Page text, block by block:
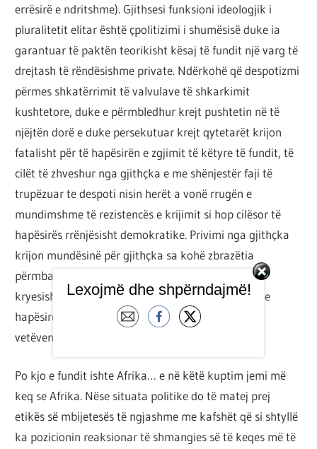
errësirë e ndritshme). Gjithsesi funksioni ideologjik i
pluralitetit elitar është çpolitizimi i shumësisë duke ia
garantuar të paktën teorikisht kësaj të fundit një varg të
drejtash të rëndësishme private. Ndërkohë që despotizmi
përmes shkatërrimit të valvulave të shkarkimit
kushtetore, duke e përmbledhur krejt pushtetin në të
njëjtën dorë e duke persekutuar krejt qytetarët krijon
fatalisht për të hapësirën e zgjimit të këtyre të fundit, të
cilët të zhveshur nga gjithçka e me shënjestër faji të
trupëzuar te despoti nisin herët a vonë rrugën e
mundimshme të rezistencës e krijimit si hop cilësor të
hapësirës rrënjësisht demokratike. Privimi nga gjithçka
krijon mundësinë për gjithçka sa kohë zbrazëtia
përmbajtësore ideologjike e pushtetit të mbajtur
kryesisht prej kërcënimit të forcës lejon mbushjen e
hapësirës me përmbajtje që pasqyron vullnetin
vetëvendosës të shumësisë.
Po kjo e fundit ishte Afrika… e në këtë kuptim jemi më
keq se Afrika. Nëse situata politike do të matej prej
etikës së mbijetesës të ngjashme me kafshët që si shtyllë
ka pozicionin reaksionar të shmangies së të keqes më të
Lexojmë dhe shpërndajmë!